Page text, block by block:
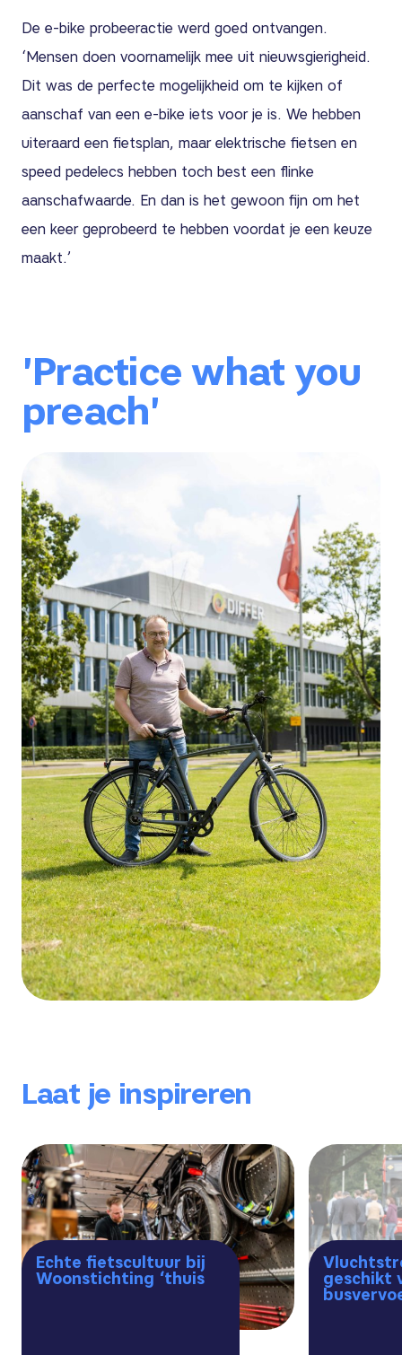
De e-bike probeeractie werd goed ontvangen.
‘Mensen doen voornamelijk mee uit nieuwsgierigheid.
Dit was de perfecte mogelijkheid om te kijken of
aanschaf van een e-bike iets voor je is. We hebben
uiteraard een fietsplan, maar elektrische fietsen en
speed pedelecs hebben toch best een flinke
aanschafwaarde. En dan is het gewoon fijn om het
een keer geprobeerd te hebben voordat je een keuze
maakt.’
'Practice what you
preach'
Laat je inspireren
Echte fietscultuur bij
Woonstichting ‘thuis
geschikt